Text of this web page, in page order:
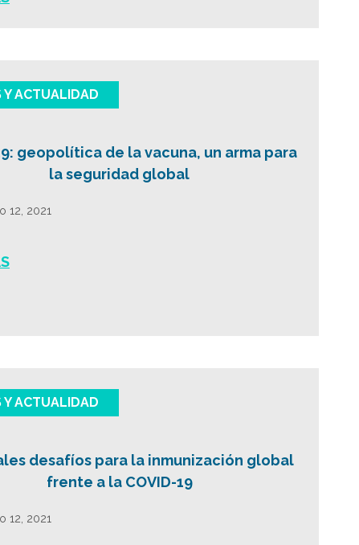
Y ACTUALIDAD
geopolítica de la vacuna, un arma para
la seguridad global
12, 2021
Y ACTUALIDAD
desafíos para la inmunización global
frente a la COVID-19
12, 2021